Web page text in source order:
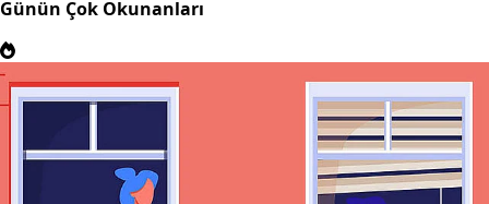
Günün Çok Okunanları